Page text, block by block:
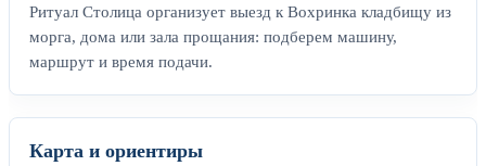
Ритуал Столица организует выезд к Вохринка кладбищу из
морга, дома или зала прощания: подберем машину,
маршрут и время подачи.
Карта и ориентиры